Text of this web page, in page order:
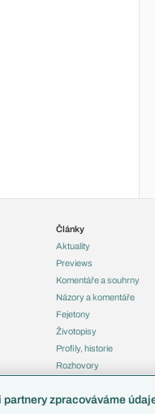
Články
Aktuality
Previews
Komentáře a souhrny
Názory a komentáře
Fejetony
Životopisy
Profily, historie
Rozhovory
zpracováváme